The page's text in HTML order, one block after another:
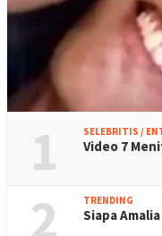
1 SELEBRITIS /
Video 7
2 TRENDING
Siapa